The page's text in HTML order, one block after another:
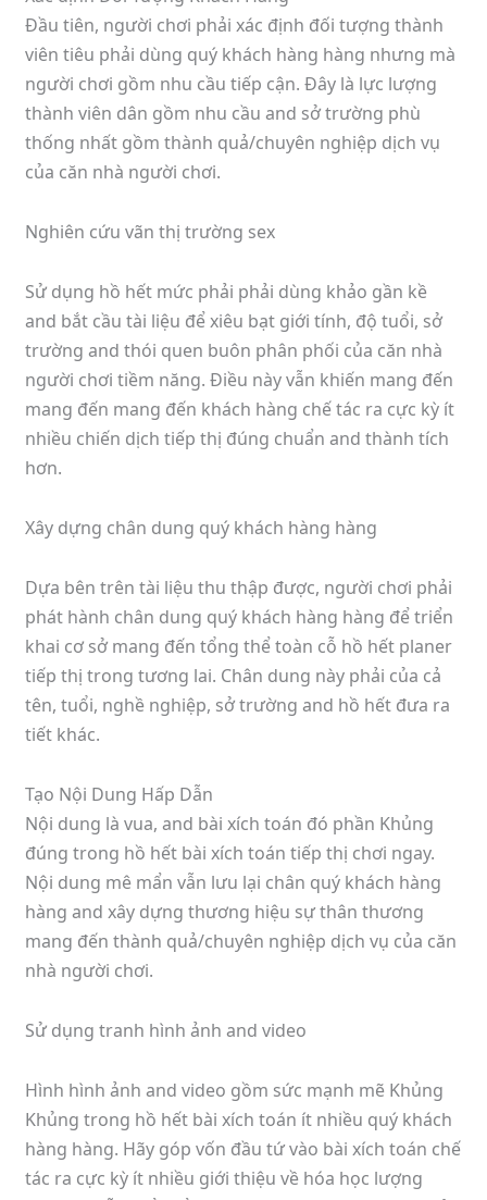
Đầu tiên, người chơi phải xác định đối tượng thành
viên tiêu phải dùng quý khách hàng hàng nhưng mà
người chơi gồm nhu cầu tiếp cận. Đây là lực lượng
thành viên dân gồm nhu cầu and sở trường phù
thống nhất gồm thành quả/chuyên nghiệp dịch vụ
của căn nhà người chơi.
Nghiên cứu vãn thị trường sex
Sử dụng hồ hết mức phải phải dùng khảo gần kề
and bắt cầu tài liệu để xiêu bạt giới tính, độ tuổi, sở
trường and thói quen buôn phân phối của căn nhà
người chơi tiềm năng. Điều này vẫn khiến mang đến
mang đến mang đến khách hàng chế tác ra cực kỳ ít
nhiều chiến dịch tiếp thị đúng chuẩn and thành tích
hơn.
Xây dựng chân dung quý khách hàng hàng
Dựa bên trên tài liệu thu thập được, người chơi phải
phát hành chân dung quý khách hàng hàng để triển
khai cơ sở mang đến tổng thể toàn cỗ hồ hết planer
tiếp thị trong tương lai. Chân dung này phải của cả
tên, tuổi, nghề nghiệp, sở trường and hồ hết đưa ra
tiết khác.
Tạo Nội Dung Hấp Dẫn
Nội dung là vua, and bài xích toán đó phần Khủng
đúng trong hồ hết bài xích toán tiếp thị chơi ngay.
Nội dung mê mẩn vẫn lưu lại chân quý khách hàng
hàng and xây dựng thương hiệu sự thân thương
mang đến thành quả/chuyên nghiệp dịch vụ của căn
nhà người chơi.
Sử dụng tranh hình ảnh and video
Hình hình ảnh and video gồm sức mạnh mẽ Khủng
Khủng trong hồ hết bài xích toán ít nhiều quý khách
hàng hàng. Hãy góp vốn đầu tứ vào bài xích toán chế
tác ra cực kỳ ít nhiều giới thiệu về hóa học lượng